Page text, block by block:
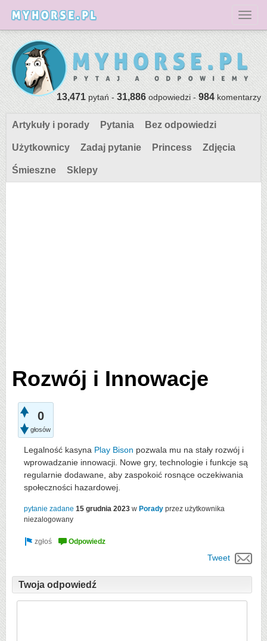
13,471pytań -31,886odpowiedzi -984komentarzy
Artykuły i porady Pytania Bez odpowiedzi
Użytkownicy Zadaj pytanie Princess Zdjęcia
Śmieszne Sklepy
Rozwój i Innowacje
0
głosów
Legalność kasyna Play Bison pozwala mu na stały rozwój i
wprowadzanie innowacji. Nowe gry, technologie i funkcje są
regularnie dodawane, aby zaspokoić rosnące oczekiwania
społeczności hazardowej.
pytanie zadane 15 grudnia 2023 w Porady przez użytkownika
niezalogowany
Tweet
Twoja odpowiedź